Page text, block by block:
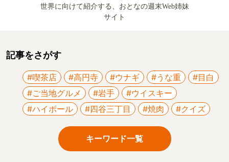
世界に向けて紹介する、おとなの週末Web姉妹
サイト
記事をさがす
#喫茶店 #高円寺 #ウナギ #うな重
#目白
#ご当地グルメ
#岩手
#ウイスキー
#ハイボール
#四谷三丁目 #焼肉 #クイズ
キーワード一覧